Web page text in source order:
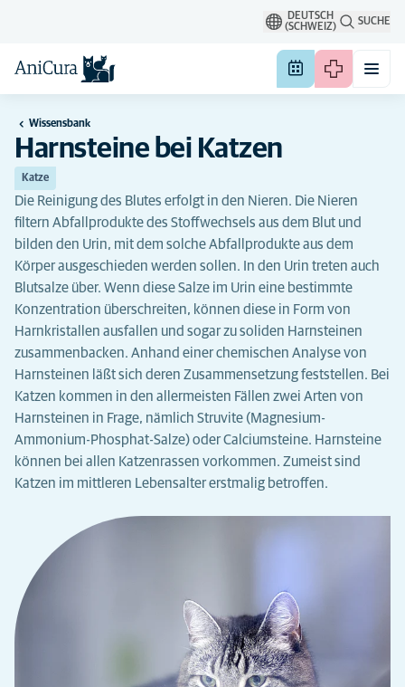
DEUTSCH
(SCHWEIZ)
SUCHE
Wissensbank
Harnsteine bei Katzen
Katze
Die Reinigung des Blutes erfolgt in den Nieren. Die Nieren
filtern Abfallprodukte des Stoffwechsels aus dem Blut und
bilden den Urin, mit dem solche Abfallprodukte aus dem
Körper ausgeschieden werden sollen. In den Urin treten auch
Blutsalze über. Wenn diese Salze im Urin eine bestimmte
Konzentration überschreiten, können diese in Form von
Harnkristallen ausfallen und sogar zu soliden Harnsteinen
zusammenbacken. Anhand einer chemischen Analyse von
Harnsteinen läßt sich deren Zusammensetzung feststellen. Bei
Katzen kommen in den allermeisten Fällen zwei Arten von
Harnsteinen in Frage, nämlich Struvite (Magnesium-
Ammonium-Phosphat-Salze) oder Calciumsteine. Harnsteine
können bei allen Katzenrassen vorkommen. Zumeist sind
Katzen im mittleren Lebensalter erstmalig betroffen.